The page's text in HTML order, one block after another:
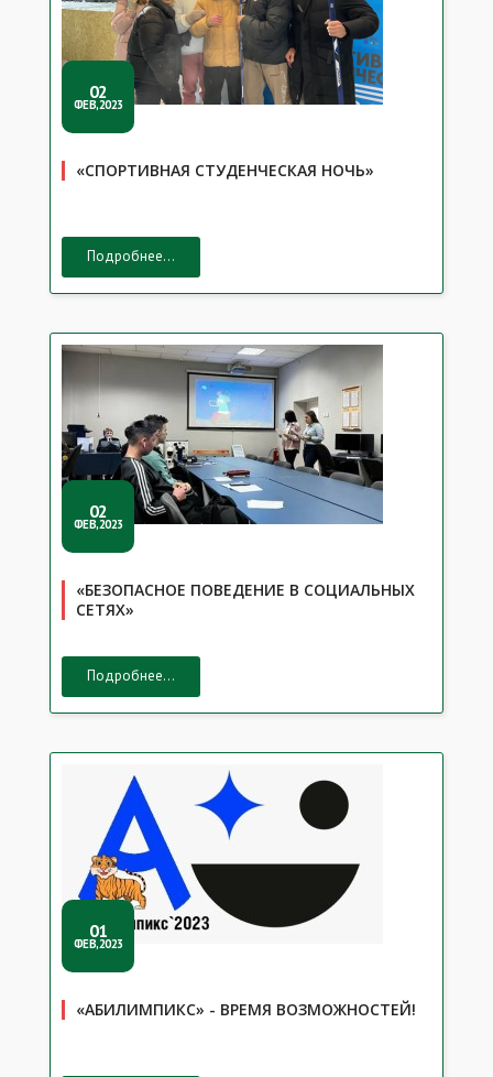
02
ФЕВ,2023
«СПОРТИВНАЯ СТУДЕНЧЕСКАЯ НОЧЬ»
Подробнее...
02
ФЕВ,2023
«БЕЗОПАСНОЕ ПОВЕДЕНИЕ В СОЦИАЛЬНЫХ
СЕТЯХ»
Подробнее...
01
ФЕВ,2023
«АБИЛИМПИКС» - ВРЕМЯ ВОЗМОЖНОСТЕЙ!